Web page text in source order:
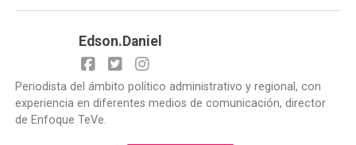
Edson.Daniel
Periodista del ámbito político administrativo y regional, con
experiencia en diferentes medios de comunicación, director
de Enfoque TeVe.